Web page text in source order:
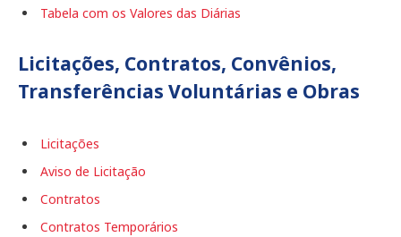
Tabela com os Valores das Diárias
Licitações, Contratos, Convênios,
Transferências Voluntárias e Obras
Licitações
Aviso de Licitação
Contratos
Contratos Temporários